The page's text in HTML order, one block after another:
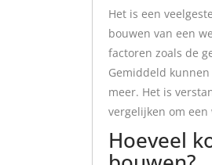
Het is een
bouwen van een
factoren zoals de
Gemiddeld
meer. Het is
vergelijken om
Hoeveel